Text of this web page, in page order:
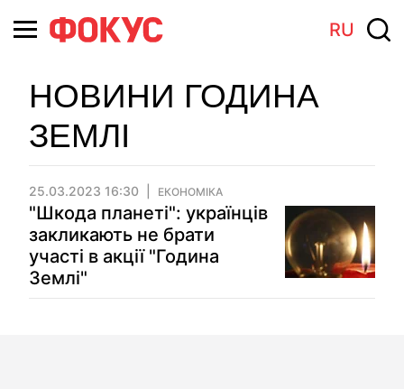
RU
НОВИНИ ГОДИНА
ЗЕМЛІ
25.03.2023 16:30 ЕКОНОМІКА
"Шкода планеті": українців
закликають не брати
участі в акції "Година
Землі"